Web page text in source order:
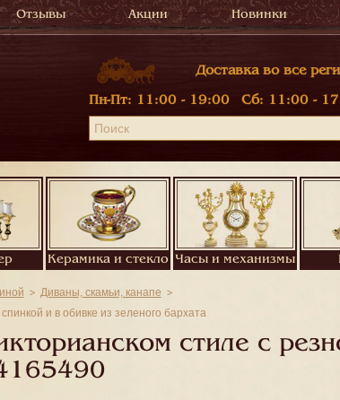
Отзывы Акции Новинки
Доставка во все
Пн-Пт: 11:00 - 19:00 Сб: 11:00 -
Керамика и стекло Часы и механизмы
Диваны, скамьи, канапе
и в обивке из зеленого бархата
стиле с